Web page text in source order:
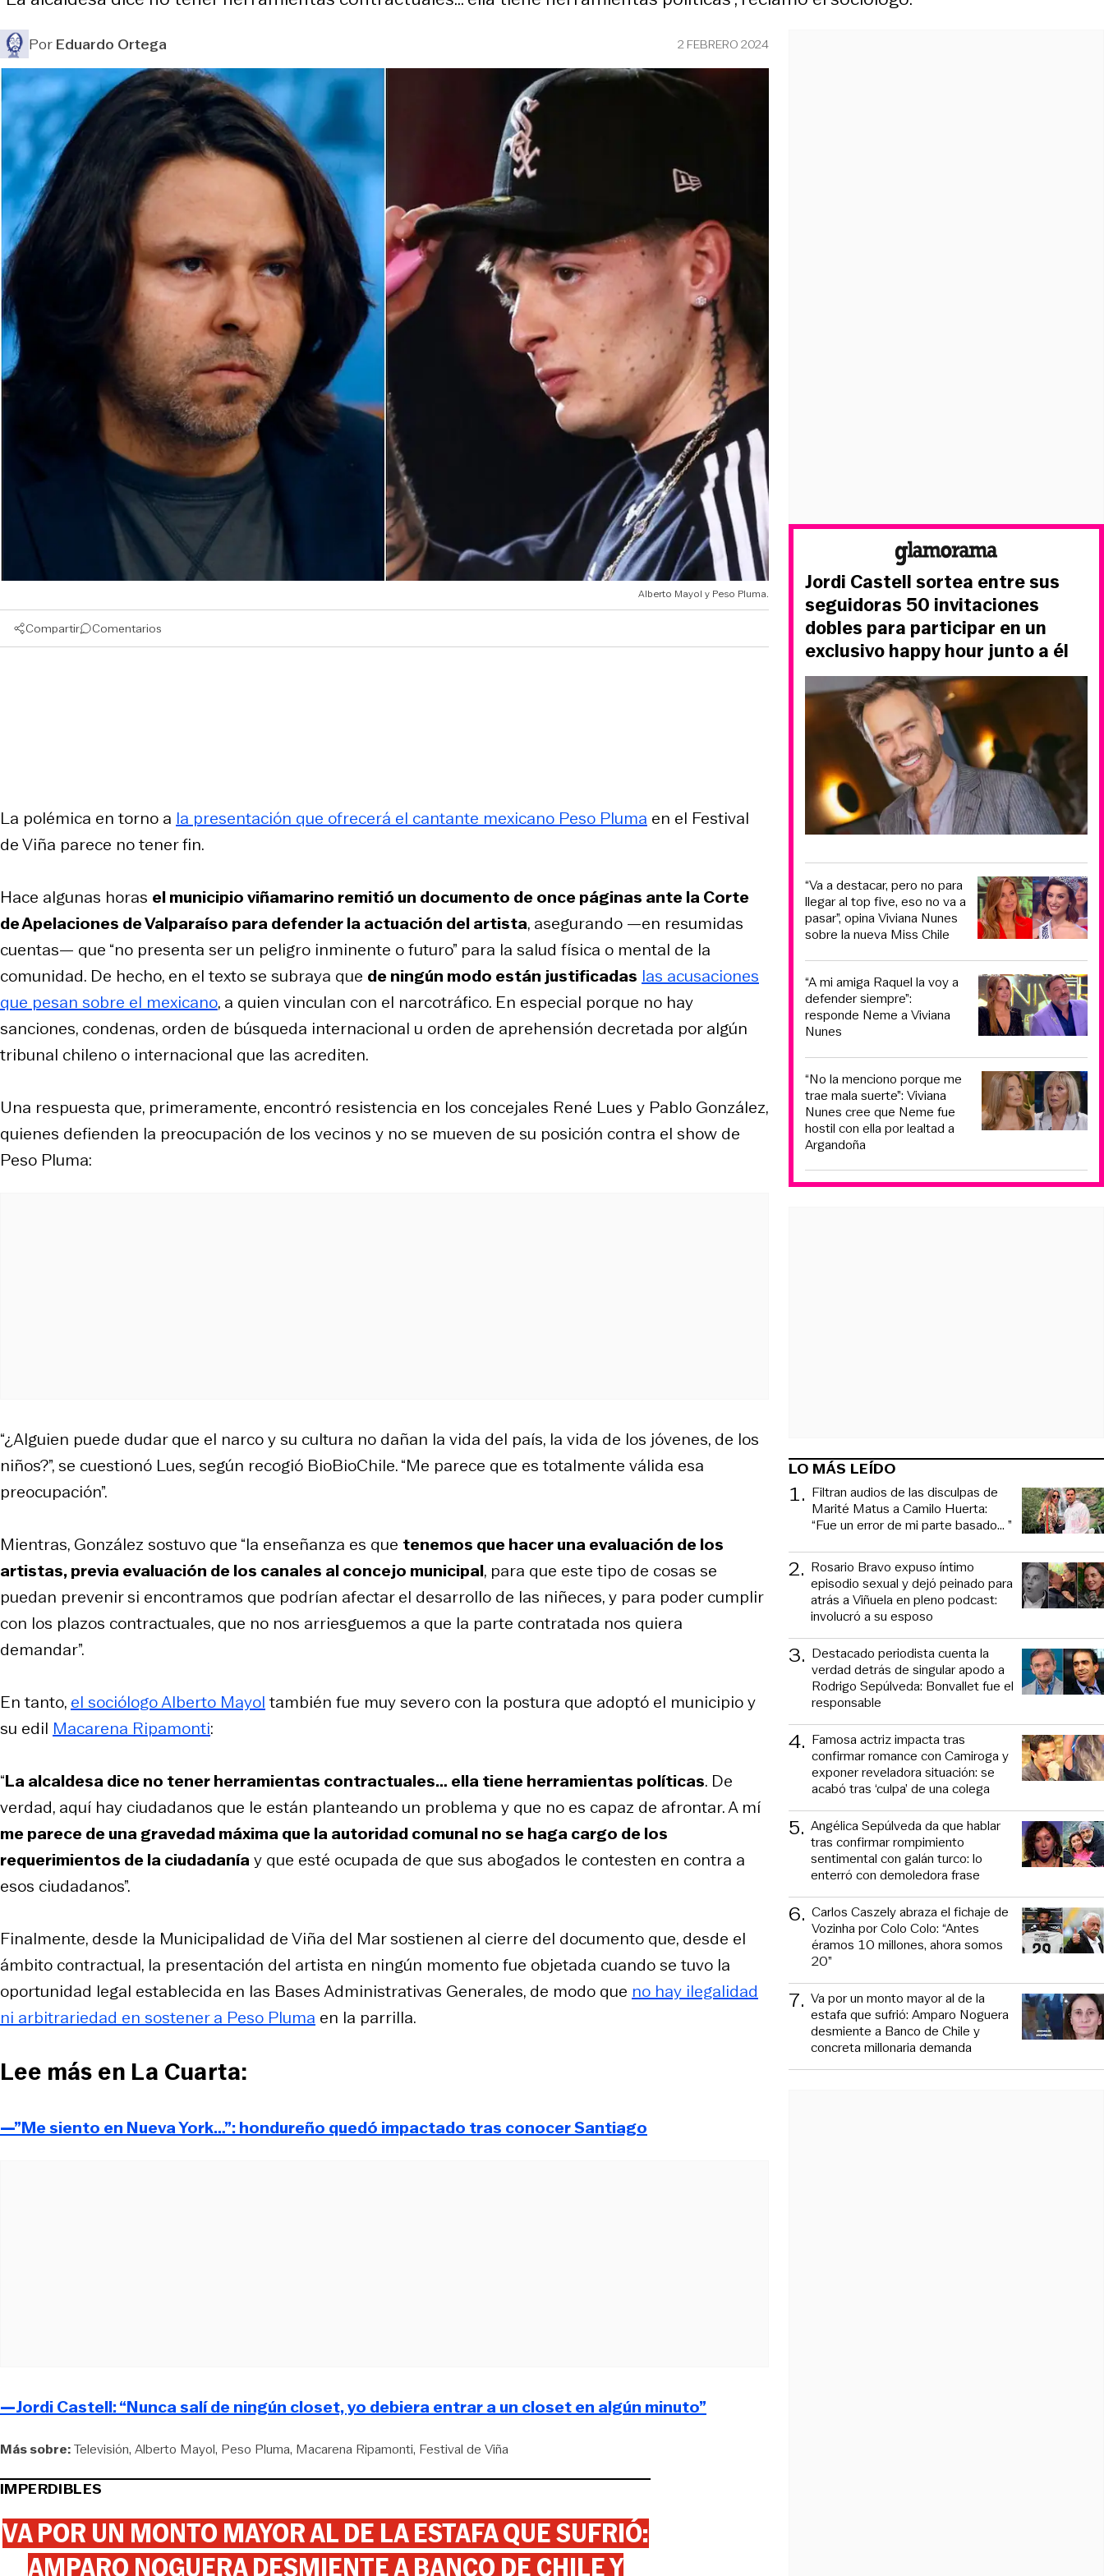
PorEduardo Ortega 2 FEBRERO 2024
Alberto Mayol y Peso Pluma.
Compartir Comentarios
La polémica en torno a la presentación que ofrecerá el cantante mexicano Peso Pluma en el Festival
de Viña parece no tener fin.
Hace algunas horas el municipio viñamarino remitió un documento de once páginas ante la Corte
de Apelaciones de Valparaíso para defender la actuación del artista, asegurando —en resumidas
cuentas— que “no presenta ser un peligro inminente o futuro” para la salud física o mental de la
comunidad. De hecho, en el texto se subraya que de ningún modo están justificadas las acusaciones
que pesan sobre el mexicano, a quien vinculan con el narcotráfico. En especial porque no hay
sanciones, condenas, orden de búsqueda internacional u orden de aprehensión decretada por algún
tribunal chileno o internacional que las acrediten.
Una respuesta que, primeramente, encontró resistencia en los concejales René Lues y Pablo González,
quienes defienden la preocupación de los vecinos y no se mueven de su posición contra el show de
Peso Pluma:
“¿Alguien puede dudar que el narco y su cultura no dañan la vida del país, la vida de los jóvenes, de los
niños?”, se cuestionó Lues, según recogió BioBioChile. “Me parece que es totalmente válida esa
preocupación”.
Mientras, González sostuvo que “la enseñanza es que tenemos que hacer una evaluación de los
artistas, previa evaluación de los canales al concejo municipal, para que este tipo de cosas se
puedan prevenir si encontramos que podrían afectar el desarrollo de las niñeces, y para poder cumplir
con los plazos contractuales, que no nos arriesguemos a que la parte contratada nos quiera
demandar”.
En tanto, el sociólogo Alberto Mayoltambién fue muy severo con la postura que adoptó el municipio y
su edil Macarena Ripamonti:
“La alcaldesa dice no tener herramientas contractuales… ella tiene herramientas políticas. De
verdad, aquí hay ciudadanos que le están planteando un problema y que no es capaz de afrontar. A mí
me parece de una gravedad máxima que la autoridad comunal no se haga cargo de los
requerimientos de la ciudadaníay que esté ocupada de que sus abogados le contesten en contra a
esos ciudadanos”.
Finalmente, desde la Municipalidad de Viña del Mar sostienen al cierre del documento que, desde el
ámbito contractual, la presentación del artista en ningún momento fue objetada cuando se tuvo la
oportunidad legal establecida en las Bases Administrativas Generales, de modo que no hay ilegalidad
ni arbitrariedad en sostener a Peso Pluma en la parrilla.
Lee más en La Cuarta:
—”Me siento en Nueva York…”: hondureño quedó impactado tras conocer Santiago
—Jordi Castell: “Nunca salí de ningún closet, yo debiera entrar a un closet en algún minuto”
Más sobre:Televisión Alberto Mayol Peso Pluma Macarena Ripamonti Festival de Viña
IMPERDIBLES
VA POR UN MONTO MAYOR AL DE LA ESTAFA QUE SUFRIÓ:
AMPARO NOGUERA DESMIENTE A BANCO DE CHILE Y
Jordi Castell sortea entre sus
seguidoras 50 invitaciones
dobles para participar en un
exclusivo happy hour junto a él
“Va a destacar, pero no para
llegar al top five, eso no va a
pasar”, opina Viviana Nunes
sobre la nueva Miss Chile
“A mi amiga Raquel la voy a
defender siempre”:
responde Neme a Viviana
Nunes
“No la menciono porque me
trae mala suerte”: Viviana
Nunes cree que Neme fue
hostil con ella por lealtad a
Argandoña
LO MÁS LEÍDO
1. Filtran audios de las disculpas de
Marité Matus a Camilo Huerta:
“Fue un error de mi parte basado... ”
2. Rosario Bravo expuso íntimo
episodio sexual y dejó peinado para
atrás a Viñuela en pleno podcast:
involucró a su esposo
3. Destacado periodista cuenta la
verdad detrás de singular apodo a
Rodrigo Sepúlveda: Bonvallet fue el
responsable
4. Famosa actriz impacta tras
confirmar romance con Camiroga y
exponer reveladora situación: se
acabó tras ‘culpa’ de una colega
5. Angélica Sepúlveda da que hablar
tras confirmar rompimiento
sentimental con galán turco: lo
enterró con demoledora frase
6. Carlos Caszely abraza el fichaje de
Vozinha por Colo Colo: “Antes
éramos 10 millones, ahora somos
20”
7. Va por un monto mayor al de la
estafa que sufrió: Amparo Noguera
desmiente a Banco de Chile y
concreta millonaria demanda